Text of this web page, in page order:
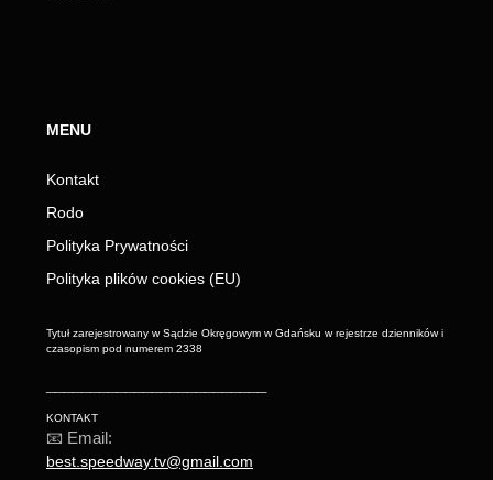
MENU
Kontakt
Rodo
Polityka Prywatności
Polityka plików cookies (EU)
Tytuł zarejestrowany w Sądzie Okręgowym w Gdańsku w rejestrze dzienników i
czasopism pod numerem 2338
KONTAKT
📧 Email:
best.speedway.tv@gmail.com